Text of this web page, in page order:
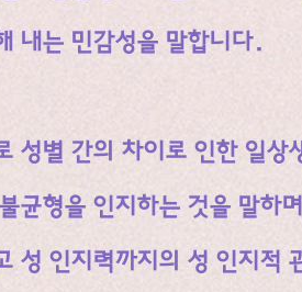
내는 민감성을 말합니다.
성별 간의 차이로 인한 일상
균형을 인지하는 것을 말하며
성 인지력까지의 성 인지적